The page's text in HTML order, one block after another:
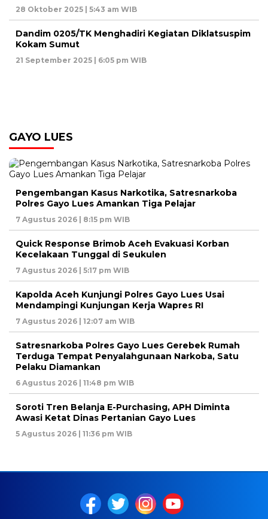
28 Oktober 2025 | 5:43 am WIB
Dandim 0205/TK Menghadiri Kegiatan Diklatsuspim
Kokam Sumut
21 September 2025 | 6:05 pm WIB
GAYO LUES
Pengembangan Kasus Narkotika, Satresnarkoba
Polres Gayo Lues Amankan Tiga Pelajar
7 Agustus 2026 | 8:15 pm WIB
Quick Response Brimob Aceh Evakuasi Korban
Kecelakaan Tunggal di Seukulen
7 Agustus 2026 | 5:17 pm WIB
Kapolda Aceh Kunjungi Polres Gayo Lues Usai
Mendampingi Kunjungan Kerja Wapres RI
7 Agustus 2026 | 12:07 am WIB
Satresnarkoba Polres Gayo Lues Gerebek Rumah
Terduga Tempat Penyalahgunaan Narkoba, Satu
Pelaku Diamankan
6 Agustus 2026 | 11:48 pm WIB
Soroti Tren Belanja E-Purchasing, APH Diminta
Awasi Ketat Dinas Pertanian Gayo Lues
5 Agustus 2026 | 11:36 pm WIB